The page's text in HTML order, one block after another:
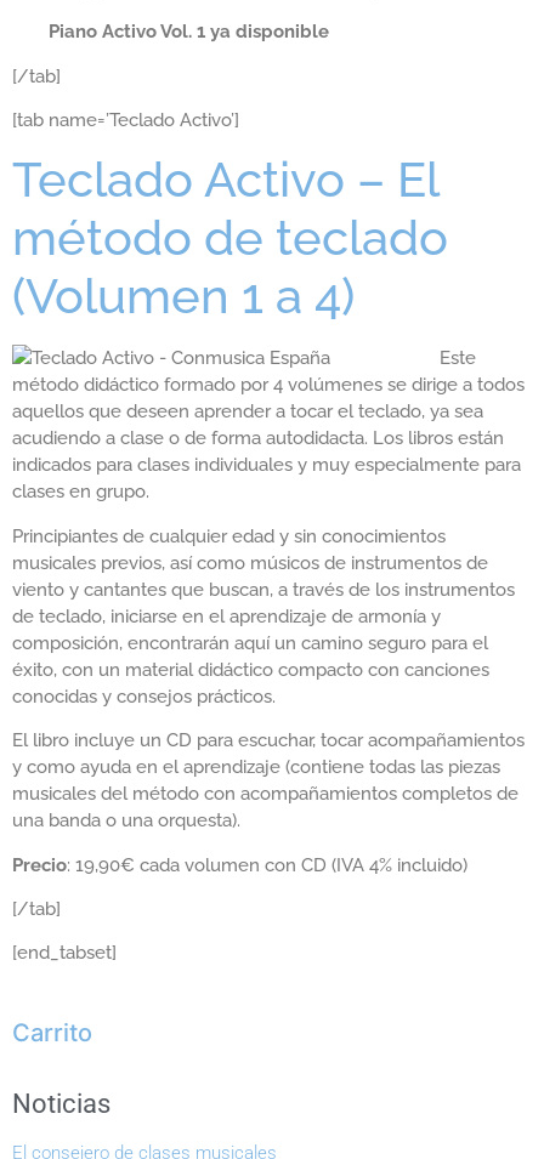
Piano Activo Vol. 1 ya disponible
[/tab]
[tab name=’Teclado Activo’]
Teclado Activo – El
método de teclado
(Volumen 1 a 4)
Este
método didáctico formado por 4 volúmenes se dirige a todos
aquellos que deseen aprender a tocar el teclado, ya sea
acudiendo a clase o de forma autodidacta. Los libros están
indicados para clases individuales y muy especialmente para
clases en grupo.
Principiantes de cualquier edad y sin conocimientos
musicales previos, así como músicos de instrumentos de
viento y cantantes que buscan, a través de los instrumentos
de teclado, iniciarse en el aprendizaje de armonía y
composición, encontrarán aquí un camino seguro para el
éxito, con un material didáctico compacto con canciones
conocidas y consejos prácticos.
El libro incluye un CD para escuchar, tocar acompañamientos
y como ayuda en el aprendizaje (contiene todas las piezas
musicales del método con acompañamientos completos de
una banda o una orquesta).
Precio: 19,90€ cada volumen con CD (IVA 4% incluido)
[/tab]
[end_tabset]
Carrito
Noticias
El consejero de clases musicales